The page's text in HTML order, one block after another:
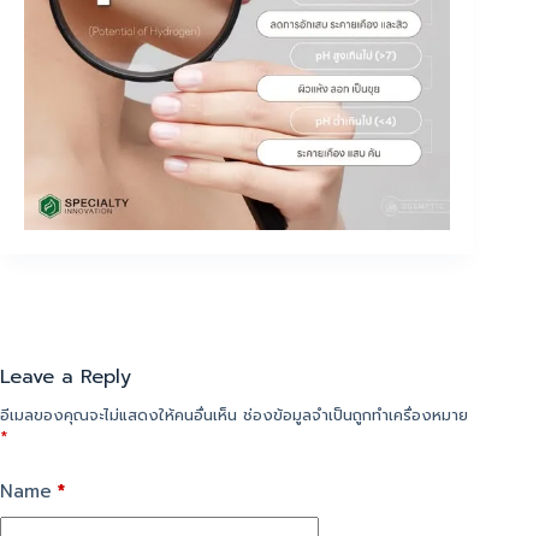
Leave a Reply
อีเมลของคุณจะไม่แสดงให้คนอื่นเห็น ช่องข้อมูลจำเป็นถูกทำเครื่องหมาย
*
Name *